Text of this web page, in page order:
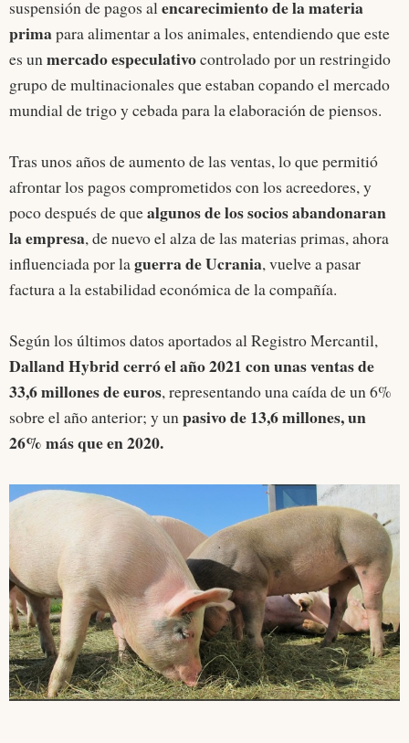
suspensión de pagos alencarecimiento de la materia
primapara alimentar a los animales, entendiendo que este
es unmercado especulativocontrolado por un restringido
grupo de multinacionales que estaban copando el mercado
mundial de trigo y cebada para la elaboración de piensos.
Tras unos años de aumento de las ventas, lo que permitió
afrontar los pagos comprometidos con los acreedores, y
poco después de quealgunos de los socios abandonaran
la empresa, de nuevo el alza de las materias primas, ahora
influenciada por laguerra de Ucrania, vuelve a pasar
factura a la estabilidad económica de la compañía.
Según los últimos datos aportados al Registro Mercantil,
Dalland Hybrid cerró el año 2021 con unas ventas de
33,6 millones de euros, representando una caída de un 6%
sobre el año anterior; y unpasivo de 13,6 millones, un
26% más que en 2020.